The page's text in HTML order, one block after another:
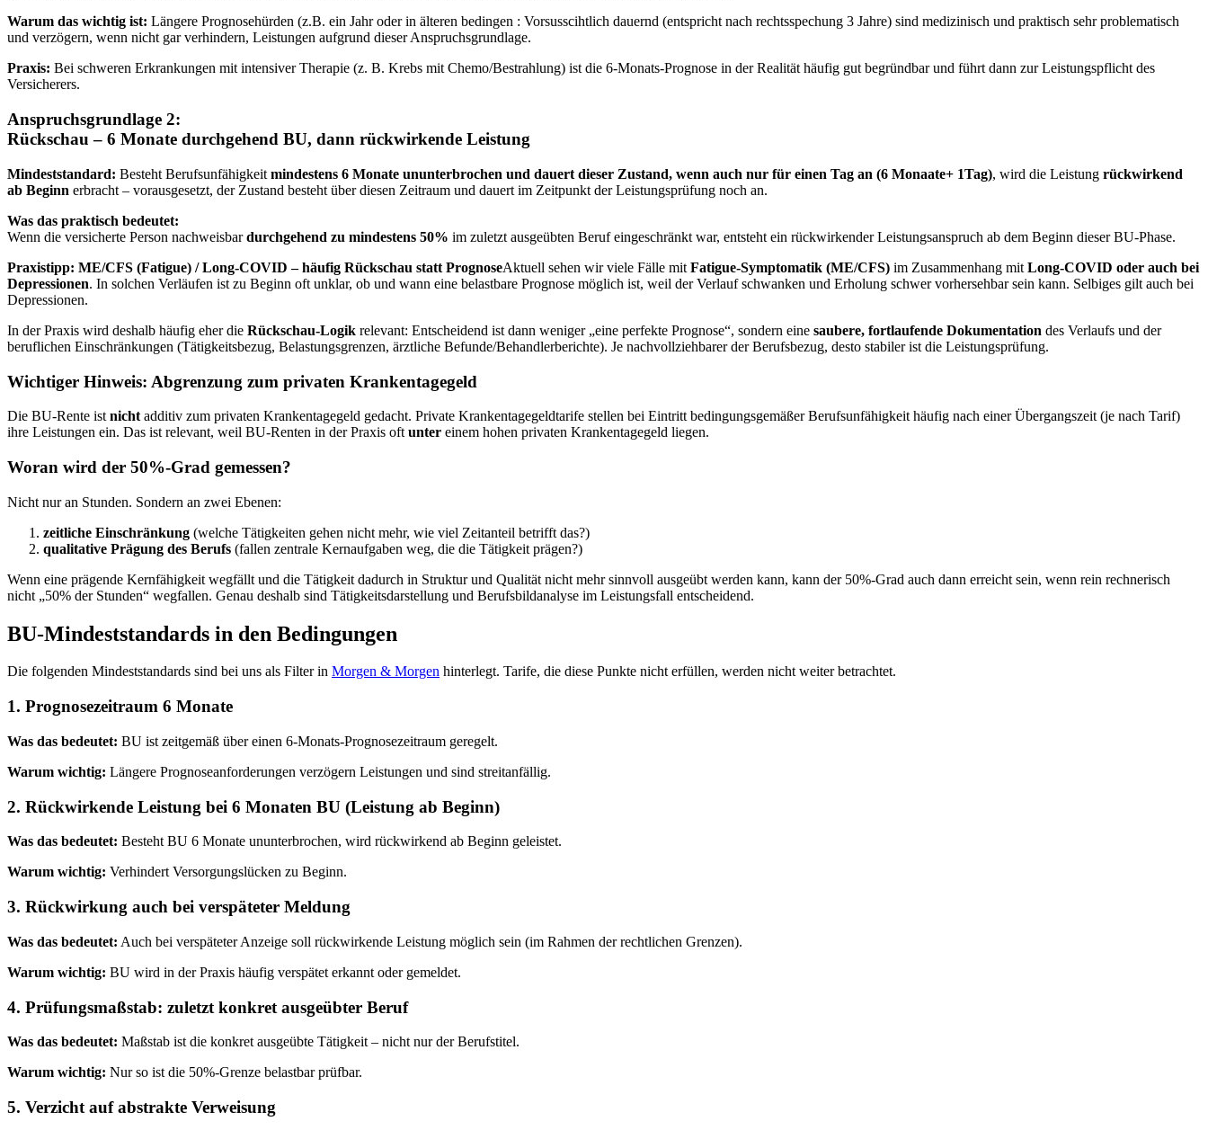
Warum das wichtig ist: Längere Prognosehürden (z.B. ein Jahr oder in älteren bedingen : Vorsusscihtlich dauernd (entspricht nach rechtsspechung 3 Jahre) sind medizinisch und praktisch sehr problematisch
und verzögern, wenn nicht gar verhindern, Leistungen aufgrund dieser Anspruchsgrundlage.
Praxis: Bei schweren Erkrankungen mit intensiver Therapie (z. B. Krebs mit Chemo/Bestrahlung) ist die 6-Monats-Prognose in der Realität häufig gut begründbar und führt dann zur Leistungspflicht des
Versicherers.
Anspruchsgrundlage 2:
Rückschau – 6 Monate durchgehend BU, dann rückwirkende Leistung
Mindeststandard: Besteht Berufsunfähigkeit mindestens 6 Monate ununterbrochen und dauert dieser Zustand, wenn auch nur für einen Tag an (6 Monaate+ 1Tag), wird die Leistung rückwirkend
ab Beginn erbracht – vorausgesetzt, der Zustand besteht über diesen Zeitraum und dauert im Zeitpunkt der Leistungsprüfung noch an.
Was das praktisch bedeutet:
Wenn die versicherte Person nachweisbardurchgehend zu mindestens 50% im zuletzt ausgeübten Beruf eingeschränkt war, entsteht ein rückwirkender Leistungsanspruch ab dem Beginn dieser BU-Phase.
Praxistipp: ME/CFS (Fatigue) / Long-COVID – häufig Rückschau statt PrognoseAktuell sehen wir viele Fälle mit Fatigue-Symptomatik (ME/CFS) im Zusammenhang mit Long-COVID oder auch bei
Depressionen. In solchen Verläufen ist zu Beginn oft unklar, ob und wann eine belastbare Prognose möglich ist, weil der Verlauf schwanken und Erholung schwer vorhersehbar sein kann. Selbiges gilt auch bei
Depressionen.
In der Praxis wird deshalb häufig eher die Rückschau-Logik relevant: Entscheidend ist dann weniger „eine perfekte Prognose“, sondern eine saubere, fortlaufende Dokumentation des Verlaufs und der
beruflichen Einschränkungen (Tätigkeitsbezug, Belastungsgrenzen, ärztliche Befunde/Behandlerberichte). Je nachvollziehbarer der Berufsbezug, desto stabiler ist die Leistungsprüfung.
Wichtiger Hinweis: Abgrenzung zum privaten Krankentagegeld
Die BU-Rente ist nicht additiv zum privaten Krankentagegeld gedacht. Private Krankentagegeldtarife stellen bei Eintritt bedingungsgemäßer Berufsunfähigkeit häufig nach einer Übergangszeit (je nach Tarif)
ihre Leistungen ein. Das ist relevant, weil BU-Renten in der Praxis oft unter einem hohen privaten Krankentagegeld liegen.
Woran wird der 50%-Grad gemessen?
Nicht nur an Stunden. Sondern an zwei Ebenen:
zeitliche Einschränkung (welche Tätigkeiten gehen nicht mehr, wie viel Zeitanteil betrifft das?)
qualitative Prägung des Berufs (fallen zentrale Kernaufgaben weg, die die Tätigkeit prägen?)
Wenn eine prägende Kernfähigkeit wegfällt und die Tätigkeit dadurch in Struktur und Qualität nicht mehr sinnvoll ausgeübt werden kann, kann der 50%-Grad auch dann erreicht sein, wenn rein rechnerisch
nicht „50% der Stunden“ wegfallen. Genau deshalb sind Tätigkeitsdarstellung und Berufsbildanalyse im Leistungsfall entscheidend.
BU-Mindeststandards in den Bedingungen
Die folgenden Mindeststandards sind bei uns als Filter in Morgen & Morgen hinterlegt. Tarife, die diese Punkte nicht erfüllen, werden nicht weiter betrachtet.
1. Prognosezeitraum 6 Monate
Was das bedeutet: BU ist zeitgemäß über einen 6-Monats-Prognosezeitraum geregelt.
Warum wichtig: Längere Prognoseanforderungen verzögern Leistungen und sind streitanfällig.
2. Rückwirkende Leistung bei 6 Monaten BU (Leistung ab Beginn)
Was das bedeutet: Besteht BU 6 Monate ununterbrochen, wird rückwirkend ab Beginn geleistet.
Warum wichtig: Verhindert Versorgungslücken zu Beginn.
3. Rückwirkung auch bei verspäteter Meldung
Was das bedeutet: Auch bei verspäteter Anzeige soll rückwirkende Leistung möglich sein (im Rahmen der rechtlichen Grenzen).
Warum wichtig: BU wird in der Praxis häufig verspätet erkannt oder gemeldet.
4. Prüfungsmaßstab: zuletzt konkret ausgeübter Beruf
Was das bedeutet: Maßstab ist die konkret ausgeübte Tätigkeit – nicht nur der Berufstitel.
Warum wichtig: Nur so ist die 50%-Grenze belastbar prüfbar.
5. Verzicht auf abstrakte Verweisung